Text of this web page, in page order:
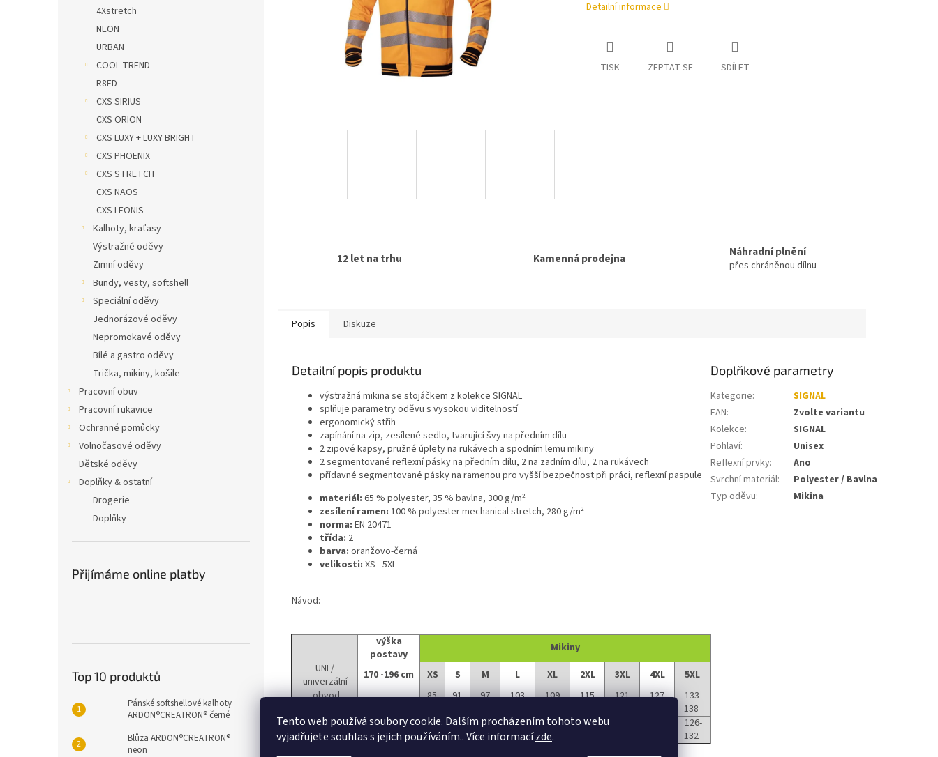
Tento web používá soubory cookie. Dalším procházením tohoto webu
vyjadřujete souhlas s jejich používáním.. Více informacízde.
4Xstretch
NEON
URBAN
COOL TREND
R8ED
CXS SIRIUS
CXS ORION
CXS LUXY + LUXY BRIGHT
CXS PHOENIX
CXS STRETCH
CXS NAOS
CXS LEONIS
Kalhoty, kraťasy
Výstražné oděvy
Zimní oděvy
Bundy, vesty, softshell
Speciální oděvy
Jednorázové oděvy
Nepromokavé oděvy
Bílé a gastro oděvy
Trička, mikiny, košile
Pracovní obuv
Pracovní rukavice
Ochranné pomůcky
Volnočasové oděvy
Dětské oděvy
Doplňky & ostatní
Drogerie
Doplňky
Přijímáme online platby
Top 10 produktů
Pánské softshellové kalhoty
ARDON®CREATRON® černé
Blůza ARDON®CREATRON®
neon
Detailní informace
TISK ZEPTAT SE SDÍLET
12 let na trhu Kamenná prodejna Náhradní plnění
přes chráněnou dílnu
Popis Diskuze
Detailní popis produktu
výstražná mikina se stojáčkem z kolekce SIGNAL
splňuje parametry oděvu s vysokou viditelností
ergonomický střih
zapínání na zip, zesílené sedlo, tvarující švy na předním dílu
2 zipové kapsy, pružné úplety na rukávech a spodním lemu mikiny
2 segmentované reflexní pásky na předním dílu, 2 na zadním dílu, 2 na rukávech
přídavné segmentované pásky na ramenou pro vyšší bezpečnost při práci, reflexní paspule
materiál: 65 % polyester, 35 % bavlna, 300 g/m²
zesílení ramen: 100 % polyester mechanical stretch, 280 g/m²
norma: EN 20471
třída: 2
barva: oranžovo-černá
velikosti: XS - 5XL
Návod:
výška
postavy
Mikiny
UNI /
univerzální
170 -196 cm XS S M L XL 2XL 3XL 4XL
5XL
obvod
cm
85-
91-
97-
103-
109-
115-
121-
127-
133-
138
obvod pasu
cm 73-78 79-84 85-90 91-96 97-104 105-111 112-118
126-
132
Doplňkové parametry
Kategorie:
SIGNAL
EAN:
Zvolte variantu
Kolekce:
SIGNAL
Pohlaví:
Unisex
Reflexní prvky:
Ano
Svrchní materiál:
Polyester / Bavlna
Typ oděvu: Mikina